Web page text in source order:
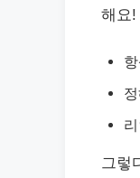
해요!
그렇